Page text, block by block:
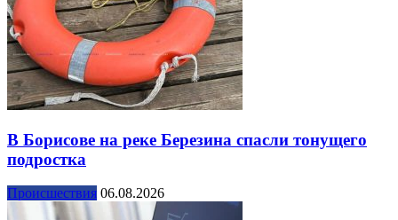
В Борисове на реке Березина спасли тонущего
подростка
Происшествия 06.08.2026